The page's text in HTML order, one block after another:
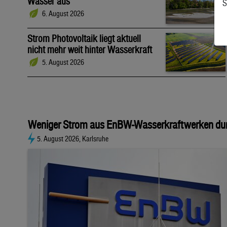
6. August 2026
Strom Photovoltaik liegt aktuell
nicht mehr weit hinter Wasserkraft
5. August 2026
Weniger Strom aus EnBW-Wasserkraftwerken
5. August 2026, Karlsruhe